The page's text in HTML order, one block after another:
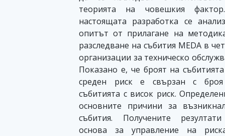
теорията на човешкия
настоящата разработка се
опитът от прилагане на
разследване на събития MEDA в
организации за техническо
Показано е, че броят на
среден риск е свързан с
събитията с висок риск.
основните причини за
събития. Получените
основа за управление на